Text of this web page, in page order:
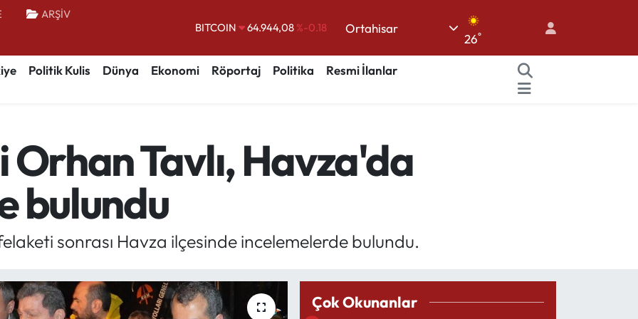
ARŞİV
DOLAR
47,7436%0.18
EURO
55,2510%0.32
Ortahisar
26°
Politik Kulis Dünya Ekonomi Röportaj Politika
Resmi İlanlar
Orhan Tavlı, Havza'da
bulundu
sonrası Havza ilçesinde incelemelerde bulundu.
Çok Okunanlar